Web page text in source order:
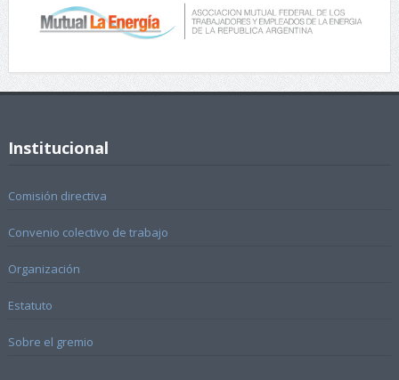
Institucional
Comisión directiva
Convenio colectivo de trabajo
Organización
Estatuto
Sobre el gremio